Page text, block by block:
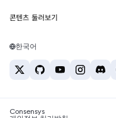
웹3 서비스
고객 지원
채용
테더 가격
USDT를 INR로 환전
BTC를 INR로 환전
ETH를 USDT로 환전
ETH 매수
USDT 매수
SHIB 매수
콘텐츠 둘러보기
솔라나 지갑
한국어
Consensys